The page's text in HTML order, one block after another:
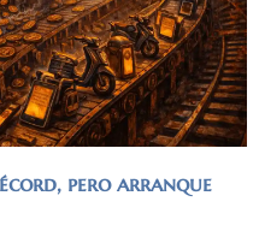
pero arranque